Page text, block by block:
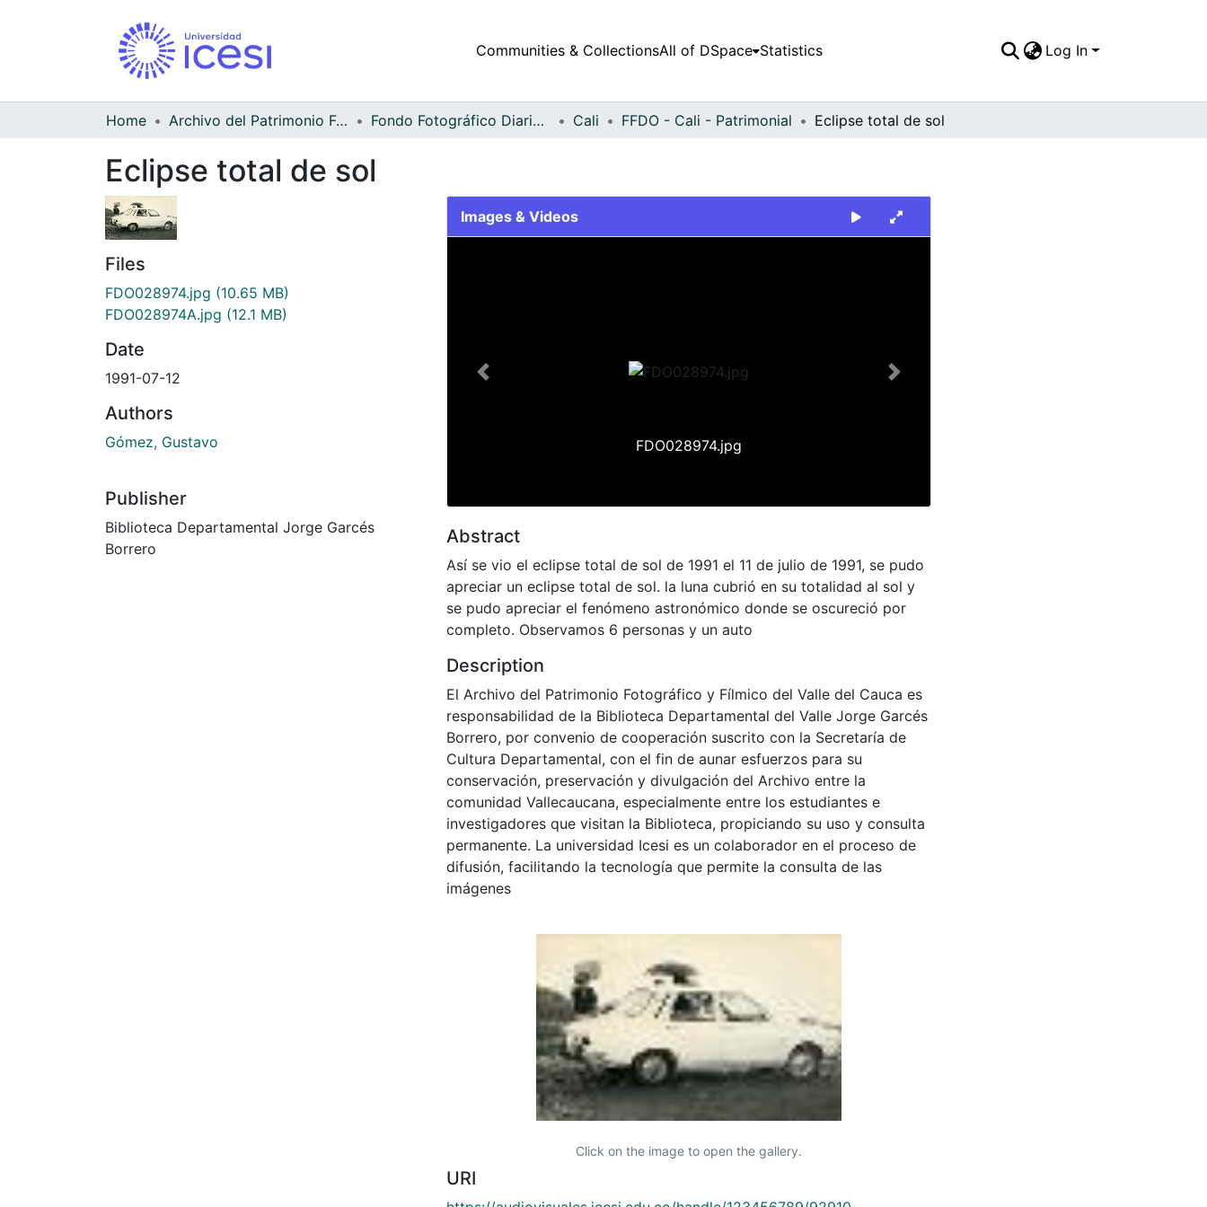
Communities & CollectionsAll of DSpace Statistics Log In
Home Archivo del Patrimonio Fotográfico y Fílmico del Valle del Cauca Fondo Fotográfico Diario Occidente Cali FFDO - Cali - Patrimonial Eclipse total de sol
Eclipse total de sol
Files
FDO028974.jpg (10.65 MB)
FDO028974A.jpg (12.1 MB)
Date
1991-07-12
Authors
Gómez, Gustavo
Publisher
Biblioteca Departamental Jorge Garcés
Borrero
Images & Videos
FDO028974.jpg
Previous Next
Abstract
Así se vio el eclipse total de sol de 1991 el 11 de julio de 1991, se pudo
apreciar un eclipse total de sol. la luna cubrió en su totalidad al sol y
se pudo apreciar el fenómeno astronómico donde se oscureció por
completo. Observamos 6 personas y un auto
Description
El Archivo del Patrimonio Fotográfico y Fílmico del Valle del Cauca es
responsabilidad de la Biblioteca Departamental del Valle Jorge Garcés
Borrero, por convenio de cooperación suscrito con la Secretaría de
Cultura Departamental, con el fin de aunar esfuerzos para su
conservación, preservación y divulgación del Archivo entre la
comunidad Vallecaucana, especialmente entre los estudiantes e
investigadores que visitan la Biblioteca, propiciando su uso y consulta
permanente. La universidad Icesi es un colaborador en el proceso de
difusión, facilitando la tecnología que permite la consulta de las
imágenes
Click on the image to open the gallery.
URI